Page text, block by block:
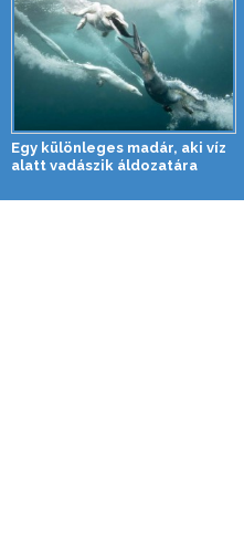
Egy különleges madár, aki víz
alatt vadászik áldozatára